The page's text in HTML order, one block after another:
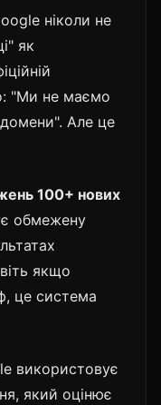
ніколи не
як
"Ми не маємо
домени". Але це
100+ нових
обмежену
якщо
це система
використовує
який оцінює